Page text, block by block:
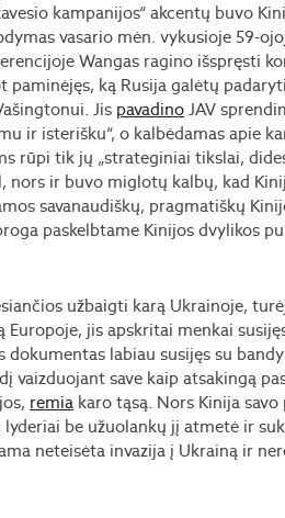
kampanijos“ akcentų buvo
vasario mėn. vykusioje 59-
Wangas ragino išspręsti
ką Rusija galėtų
Jis pavadino JAV
ir isterišku“, o kalbėdamas apie
rūpi tik jų „strateginiai tikslai,
nors ir buvo miglotų kalbų, kad
savanaudiškų, pragmatiškų
paskelbtame Kinijos dvylikos
užbaigti karą Ukrainoje,
jis apskritai menkai
labiau susijęs su
vaizduojant save kaip atsakingą
remia karo tąsą. Nors Kinija
be užuolankų jį atmetė ir
neteisėta invazija į Ukrainą ir